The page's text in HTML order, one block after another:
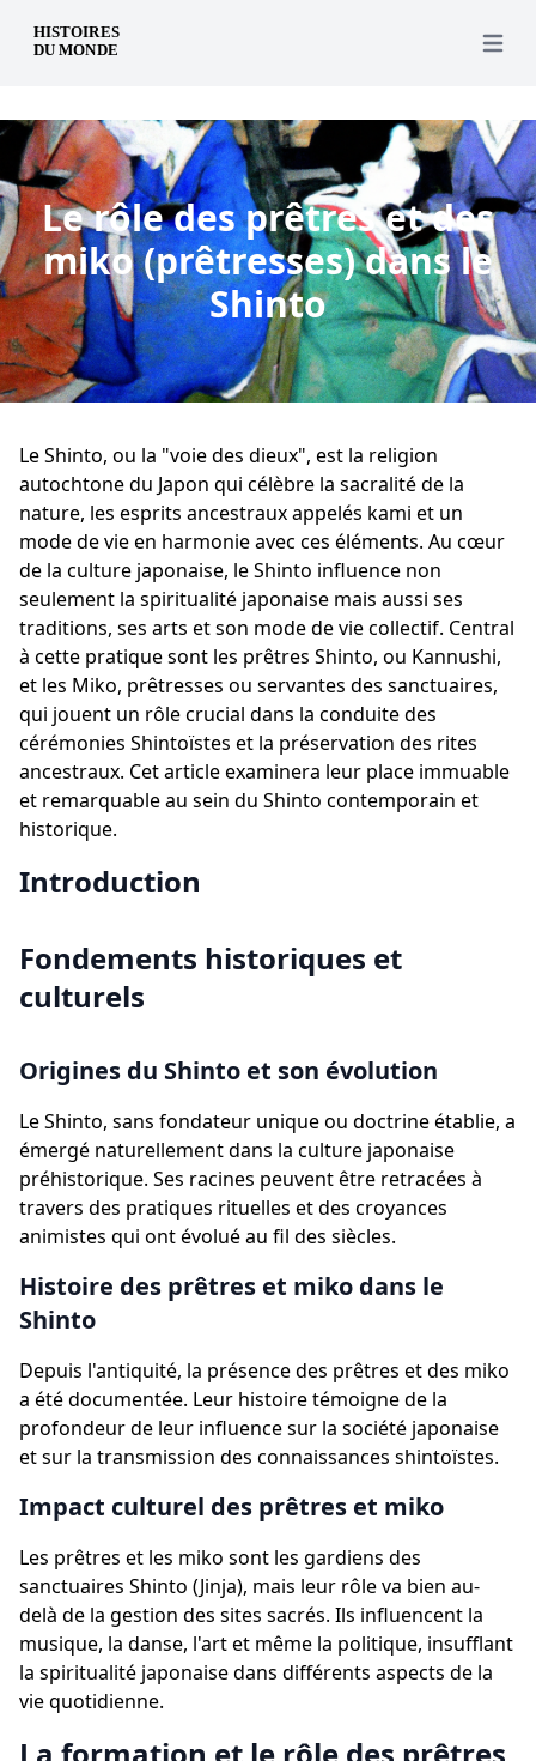
Open
Le rôle des prêtres et des
miko (prêtresses) dans le
Shinto
Le Shinto, ou la "voie des dieux", est la religion
autochtone du Japon qui célèbre la sacralité de la
nature, les esprits ancestraux appelés kami et un
mode de vie en harmonie avec ces éléments. Au cœur
de la culture japonaise, le Shinto influence non
seulement la spiritualité japonaise mais aussi ses
traditions, ses arts et son mode de vie collectif. Central
à cette pratique sont les prêtres Shinto, ou Kannushi,
et les Miko, prêtresses ou servantes des sanctuaires,
qui jouent un rôle crucial dans la conduite des
cérémonies Shintoïstes et la préservation des rites
ancestraux. Cet article examinera leur place immuable
et remarquable au sein du Shinto contemporain et
historique.
Introduction
Fondements historiques et
culturels
Origines du Shinto et son évolution
Le Shinto, sans fondateur unique ou doctrine établie, a
émergé naturellement dans la culture japonaise
préhistorique. Ses racines peuvent être retracées à
travers des pratiques rituelles et des croyances
animistes qui ont évolué au fil des siècles.
Histoire des prêtres et miko dans le
Shinto
Depuis l'antiquité, la présence des prêtres et des miko
a été documentée. Leur histoire témoigne de la
profondeur de leur influence sur la société japonaise
et sur la transmission des connaissances shintoïstes.
Impact culturel des prêtres et miko
Les prêtres et les miko sont les gardiens des
sanctuaires Shinto (Jinja), mais leur rôle va bien au-
delà de la gestion des sites sacrés. Ils influencent la
musique, la danse, l'art et même la politique, insufflant
la spiritualité japonaise dans différents aspects de la
vie quotidienne.